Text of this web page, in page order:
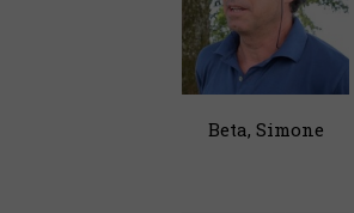
Beta, Simone